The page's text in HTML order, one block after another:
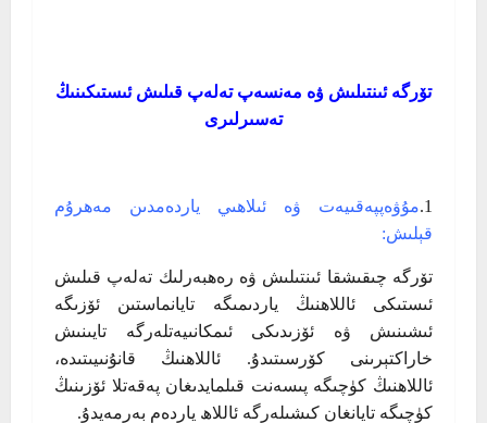
تۆرگە ئىنتىلىش ۋە مەنسەپ تەلەپ قىلىش ئىستىكىنىڭ
تەسىرلىرى
1. مۇۋەپپەقىيەت ۋە ئىلاھىي ياردەمدىن مەھرۇم
قېلىش:
تۆرگە چىقىشقا ئىنتىلىش ۋە رەھبەرلىك تەلەپ قىلىش
ئىستىكى ئاللاھنىڭ ياردىمىگە تايانماستىن ئۆزىگە
ئىشىنىش ۋە ئۆزىدىكى ئىمكانىيەتلەرگە تايىنىش
خاراكتېرىنى كۆرسىتىدۇ. ئاللاھنىڭ قانۇنىيىتىدە،
ئاللاھنىڭ كۈچىگە پىسەنت قىلمايدىغان پەقەتلا ئۆزىنىڭ
كۈچىگە تايانغان كىشىلەرگە ئاللاھ ياردەم بەرمەيدۇ.